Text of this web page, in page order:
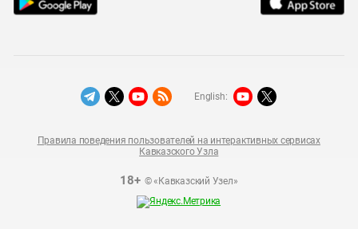
18+© «Кавказский Узел»
Правила поведения пользователей на интерактивных сервисах
Кавказского Узла
English: